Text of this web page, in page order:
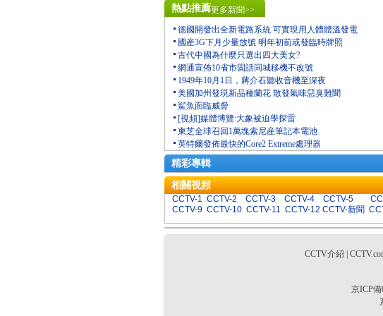
熱點推薦更多新聞>>
德國開發出全新電路系統 可實現用人體體溫發電
國産3G下月少量放號 明年初前或發臨時牌照
古代中國為什麼只選出四大美女?
網通宣佈10省市固話同城移機不改號
1949年10月1日，蔣介石聽收音機至深夜
美國加州發現新品種蘭花 散發氣味惡臭難聞
鯊魚面臨威脅
[視頻]媒體博覽:大象被迫學探雷
東芝全球召回1萬塊索尼産筆記本電池
英特爾發佈最快的Core2 Extreme處理器
精彩專輯
相關視頻
CCTV-1 CCTV-2 CCTV-3 CCTV-4 CCTV-5
CCTV-9 CCTV-10 CCTV-11 CCTV-12 CCTV-新聞
CCTV介紹|
京ICP備